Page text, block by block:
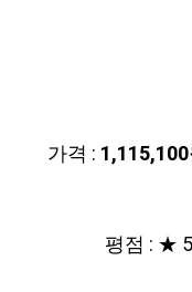
가격 :
평점 : ★